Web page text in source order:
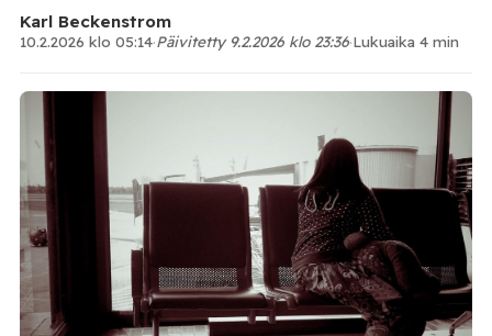
Karl Beckenstrom
10.2.2026 klo 05:14·Päivitetty 9.2.2026 klo 23:36·Lukuaika 4 min